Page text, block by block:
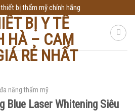
bị thẩm mỹ chính hãng
năng thẩm mỹ
Blue Laser Whitening Siêu